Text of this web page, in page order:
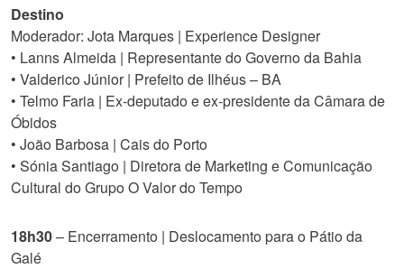
Destino
Moderador: Jota Marques | Experience Designer
• Lanns Almeida | Representante do Governo da Bahia
• Valderico Júnior | Prefeito de Ilhéus – BA
• Telmo Faria | Ex-deputado e ex-presidente da Câmara de
Óbidos
• João Barbosa | Cais do Porto
• Sónia Santiago | Diretora de Marketing e Comunicação
Cultural do Grupo O Valor do Tempo
18h30– Encerramento | Deslocamento para o Pátio da
Galé